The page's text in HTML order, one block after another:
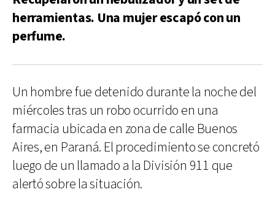
herramientas. Una mujer escapó con un
perfume.
Un hombre fue detenido durante la noche del
miércoles tras un robo ocurrido en una
farmacia ubicada en zona de calle Buenos
Aires, en Paraná. El procedimiento se concretó
luego de un llamado a la División 911 que
alertó sobre la situación.